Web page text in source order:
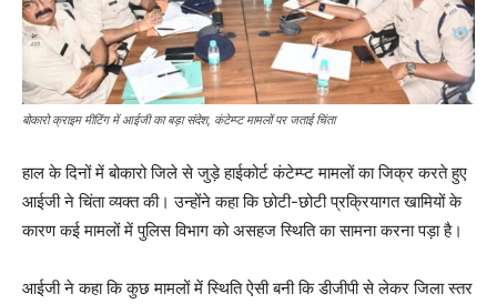
बोकारो क्राइम मीटिंग में आईजी का बड़ा संदेश, कंटेम्प्ट मामलों पर जताई चिंता
हाल के दिनों में बोकारो जिले से जुड़े हाईकोर्ट कंटेम्प्ट मामलों का जिक्र करते हुए
आईजी ने चिंता व्यक्त की। उन्होंने कहा कि छोटी-छोटी प्रक्रियागत खामियों के
कारण कई मामलों में पुलिस विभाग को असहज स्थिति का सामना करना पड़ा है।
आईजी ने कहा कि कुछ मामलों में स्थिति ऐसी बनी कि डीजीपी से लेकर जिला स्तर